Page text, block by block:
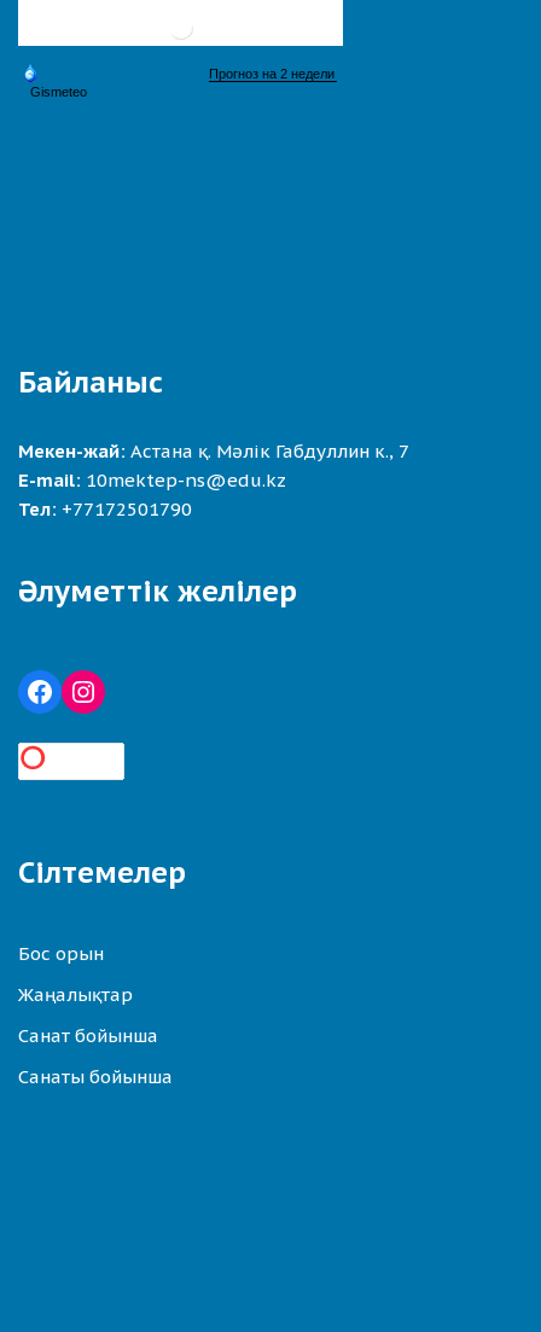
Байланыс
Мекен-жай: Астана қ. Мәлік Габдуллин к., 7
E-mail: 10mektep-ns@edu.kz
Тел: +77172501790
Әлуметтік желілер
Сілтемелер
Бос орын
Жаңалықтар
Санат бойынша
Санаты бойынша